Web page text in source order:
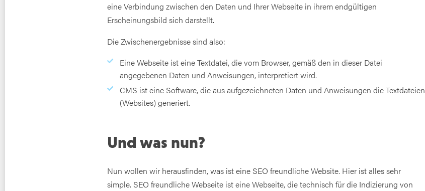
eine Verbindung zwischen den Daten und Ihrer Webseite in ihrem endgültigen
Erscheinungsbild sich darstellt.
Die Zwischenergebnisse sind also:
Eine Webseite ist eine Textdatei, die vom Browser, gemäß den in dieser Datei
angegebenen Daten und Anweisungen, interpretiert wird.
CMS ist eine Software, die aus aufgezeichneten Daten und Anweisungen die Textdateien
(Websites) generiert.
Und was nun?
Nun wollen wir herausfinden, was ist eine SEO freundliche Website. Hier ist alles sehr
simple. SEO freundliche Webseite ist eine Webseite, die technisch für die Indizierung von